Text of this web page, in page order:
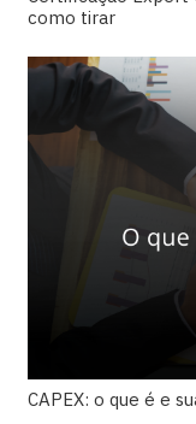
como tirar
CAPEX: o que é e